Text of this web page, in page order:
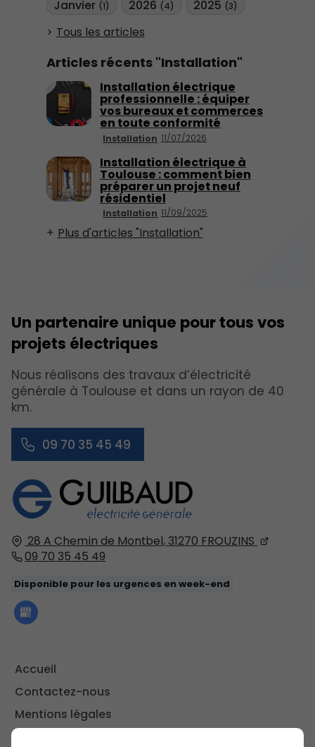
Janvier (1) 2026 (4) 2025 (3)
Tous les articles
Articles récents "Installation"
Installation 11/07/2026
Installation électrique
professionnelle : équiper
vos bureaux et commerces
en toute conformité
Installation 11/09/2025
Installation électrique à
Toulouse : comment bien
préparer un projet neuf
résidentiel
Plus d'articles "Installation"
28 A Chemin de Montbel,31270 FROUZINS
09 70 35 45 49
Disponible pour les urgences en week-end
Accueil
Contactez-nous
Mentions légales
Un partenaire unique pour tous vos
projets électriques
Nous réalisons des travaux d’électricité
générale à Toulouse et dans un rayon de 40
km.
09 70 35 45 49